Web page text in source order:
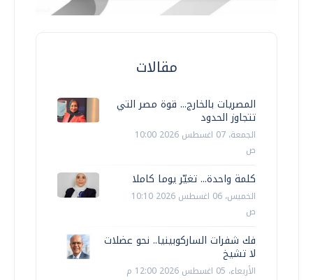
مقالات
المصريات بالخارج... قوة مصر التي
تتجاوز الحدود
الجمعة، 07 اغسطس 2026 10:00
ص
كلمة واحدة... تغيّر يوما كاملا
الخميس، 06 اغسطس 2026 10:10
ص
فك شفرات الساركوبينيا.. نحو عضلات
لا تشيخ
الأربعاء، 05 اغسطس 2026 12:00 م